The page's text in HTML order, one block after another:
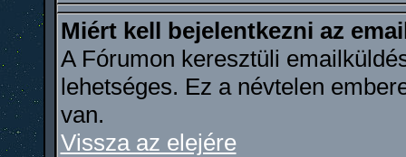
Miért kell bejelentkezni az
A Fórumon keresztüli
lehetséges. Ez a névtelen
van.
Vissza az elejére